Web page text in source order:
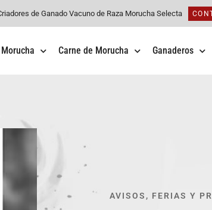
de Ganado Vacuno de Raza Morucha Selecta
Carne de Morucha Ganaderos
AVISOS , FERIAS Y